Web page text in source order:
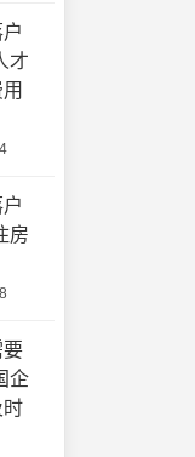
才
房
要
企
时